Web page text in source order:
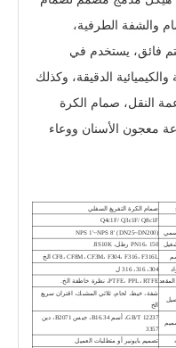
صمام كروي بأسفل الخزان مزود بجذع مائل لسهولة تركيب المحرك
والشفة الطرفية،
فائق، يستخدم في
والكيميائية الدقيقة، وكذلك
النقل، صمام الكرة
معجون الأسنان ووعاء
صمام الكرة التفريغ السفلي
Q4c1F/ Q3c1F/ Q8c1F
NPS 1'~NPS 8' (DN25~DN200)
PN16، 150 رطل، JIS10K
CF8، CF8M، CF3M، F304، F316، F316L الخ
304، 316، 316 ل
PTFE، PPL، RTFE، نظرة خاطفة الخ.
شفة، خيط، لحام، ثلاثي المشبك، اقتران سريع
الخ
GB/T 12237، أسم B16.34، جيس B2071، دين
3357
تصميم بايونير أو متطلبات العميل